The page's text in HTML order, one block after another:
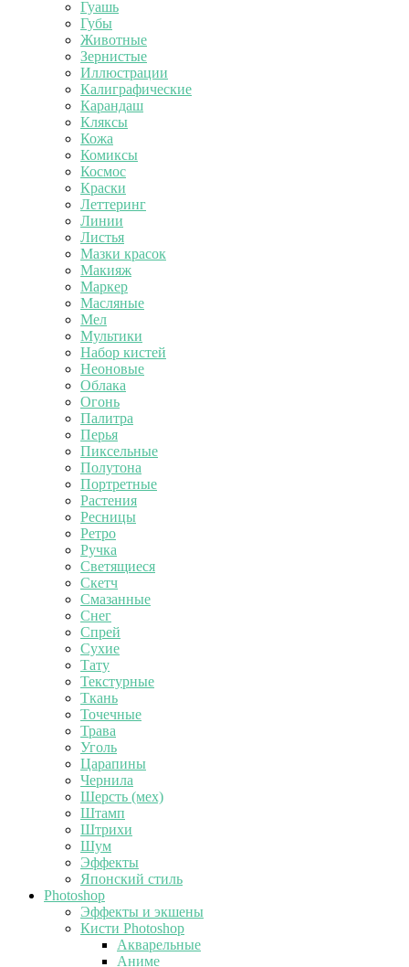
Гуашь
Губы
Животные
Зернистые
Иллюстрации
Калиграфические
Карандаш
Кляксы
Кожа
Комиксы
Космос
Краски
Леттеринг
Линии
Листья
Мазки красок
Макияж
Маркер
Масляные
Мел
Мультики
Набор кистей
Неоновые
Облака
Огонь
Палитра
Перья
Пиксельные
Полутона
Портретные
Растения
Ресницы
Ретро
Ручка
Светящиеся
Скетч
Смазанные
Снег
Спрей
Сухие
Тату
Текстурные
Ткань
Точечные
Трава
Уголь
Царапины
Чернила
Шерсть (мех)
Штамп
Штрихи
Шум
Эффекты
Японский стиль
Photoshop
Эффекты и экшены
Кисти Photoshop
Акварельные
Аниме